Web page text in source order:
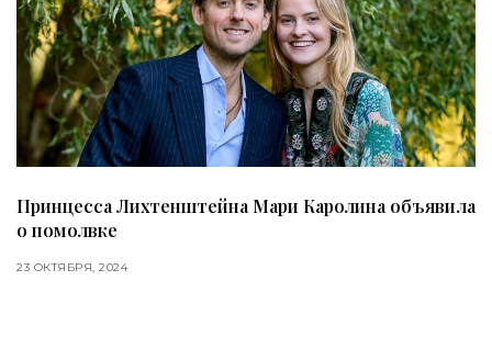
Принцесса Лихтенштейна Мари Каролина объявила
о помолвке
23 ОКТЯБРЯ, 2024